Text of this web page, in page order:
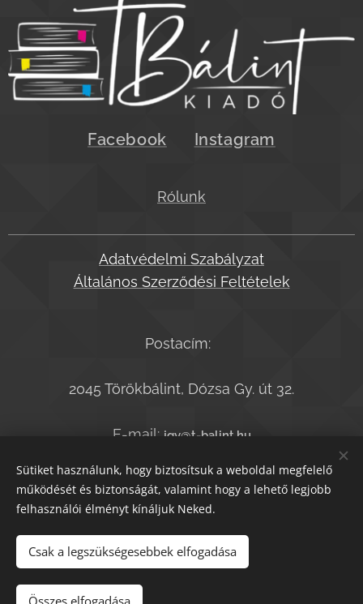
Facebook Instagram
Rólunk
Adatvédelmi Szabályzat
Általános Szerződési Feltételek
Postacím:
2045 Törökbálint, Dózsa Gy. út 32.
E-mail: jgy@t-balint.hu
Telefonszám:+36-20-9364050
Sütik
Sütiket használunk, hogy biztosítsuk a weboldal megfelelő
működését és biztonságát, valamint hogy a lehető legjobb
felhasználói élményt kínáljuk Neked.
Csak a legszükségesebbek elfogadása
Összes elfogadása